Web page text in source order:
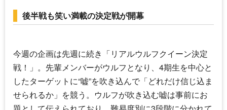
後半戦も笑い満載の決定戦が開幕
今週の企画は先週に続き「リアルウルフクイーン決定
戦！」。先輩メンバーがウルフとなり、4期生を中心と
したターゲットに“嘘”を吹き込んで「どれだけ信じ込ま
せられるか」を競う。ウルフが吹き込む嘘は事前にお